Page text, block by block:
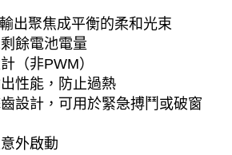
出聚焦成平衡的柔和光束
餘電池電量
（非PWM）
性能，防止過熱
設計，可用於緊急搏鬥或破窗
外啟動